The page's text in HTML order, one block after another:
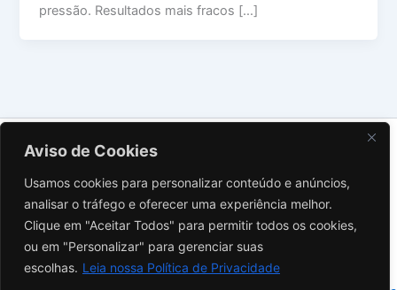
Aviso de Cookies
Usamos cookies para personalizar conteúdo e anúncios,
analisar o tráfego e oferecer uma experiência melhor.
Clique em "Aceitar Todos" para permitir todos os cookies,
ou em "Personalizar" para gerenciar suas
escolhas. Leia nossa Política de Privacidade
pressão. Resultados mais fracos […]
Política de Privacidade
Termos de Uso
Aviso Legal
Instagram